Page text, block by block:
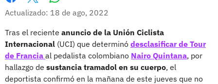
Facebook
X
Actualizado: 18 de ago, 2022
Tras el reciente anuncio de la Unión Ciclista
Internacional (UCI) que determinó desclasificar de Tour
de Francia al pedalista colombiano Nairo Quintana, por
hallazgo de sustancia tramadol en su cuerpo, el
deportista confirmó en la mañana de este jueves que no